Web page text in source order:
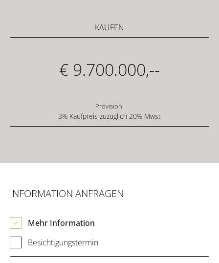
KAUFEN
Provision:
3% Kaufpreis zuzüglich 20% Mwst
€ 9.700.000,--
INFORMATION ANFRAGEN
Mehr Information
Besichtigungstermin